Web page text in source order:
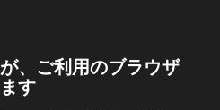
、ご利用のブラウザ
す